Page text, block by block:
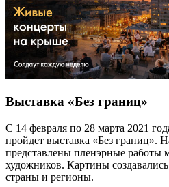
Выставка «Без границ»
С 14 февраля по 28 марта 2021
пройдет выставка «Без границ».
представлены пленэрные работы
художников. Картины
страны и регионы.